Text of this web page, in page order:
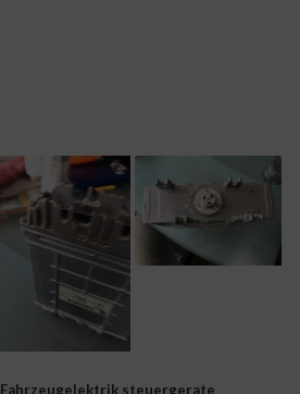
Fahrzeugelektrik steuergerate